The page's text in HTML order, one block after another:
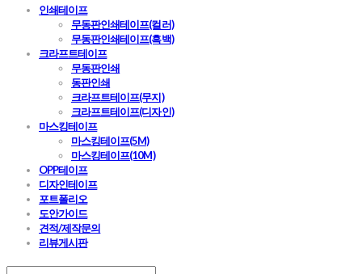
인쇄테이프
무동판인쇄테이프(컬러)
무동판인쇄테이프(흑백)
크라프트테이프
무동판인쇄
동판인쇄
크라프트테이프(무지)
크라프트테이프(디자인)
마스킹테이프
마스킹테이프(5M)
마스킹테이프(10M)
OPP테이프
디자인테이프
포트폴리오
도안가이드
견적/제작문의
리뷰게시판